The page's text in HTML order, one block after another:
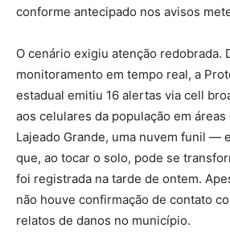
conforme antecipado nos avisos
O cenário exigiu atenção redobrada.
monitoramento em tempo real, a
estadual emitiu 16 alertas via cell
aos celulares da população em áreas
Lajeado Grande, uma nuvem funil —
que, ao tocar o solo, pode se
foi registrada na tarde de ontem.
não houve confirmação de contato
relatos de danos no município.